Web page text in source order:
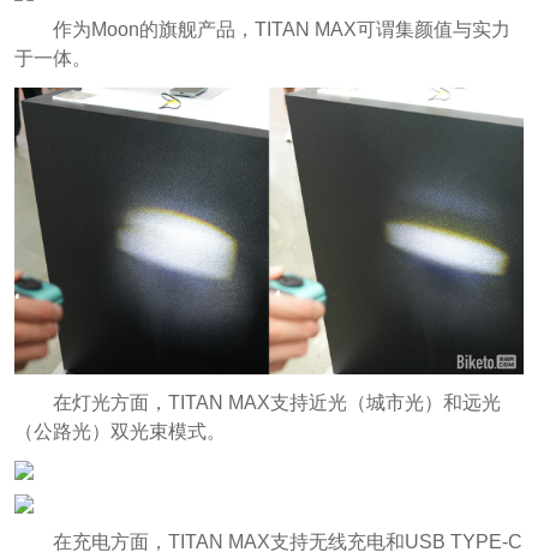
作为Moon的旗舰产品，TITAN MAX可谓集颜值与实力
于一体。
在灯光方面，TITAN MAX支持近光（城市光）和远光
（公路光）双光束模式。
在充电方面，TITAN MAX支持无线充电和USB TYPE-C